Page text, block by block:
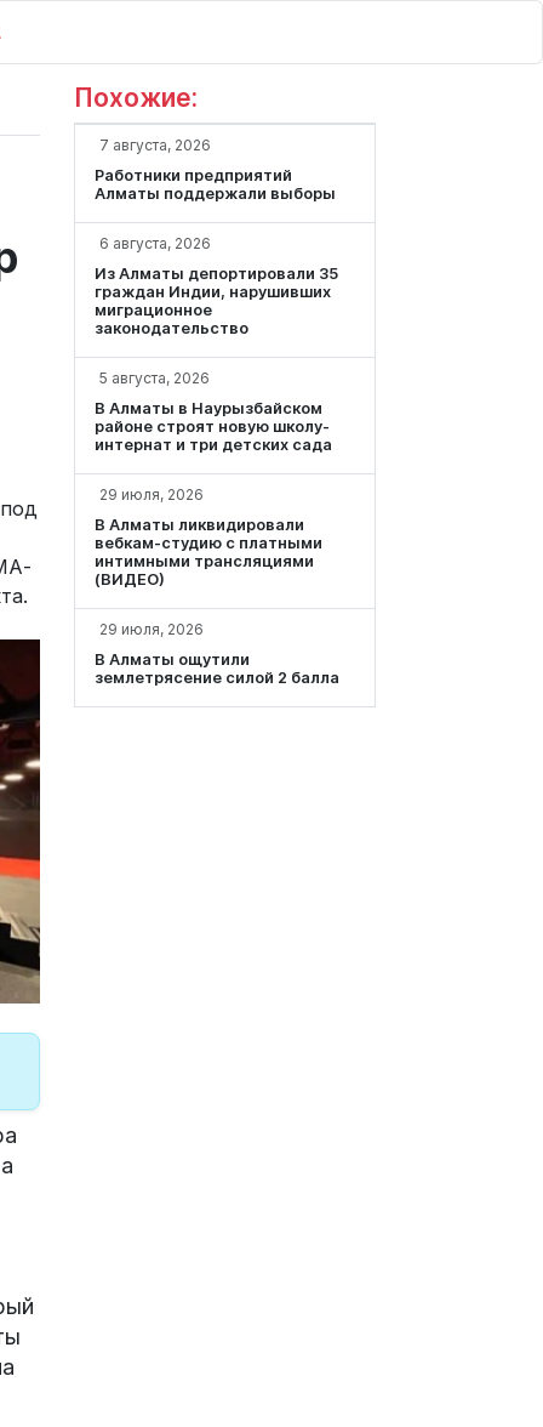
Похожие:
7 августа, 2026
Работники предприятий
Алматы поддержали выборы
6 августа, 2026
Из Алматы депортировали 35
граждан Индии, нарушивших
миграционное
законодательство
5 августа, 2026
В Алматы в Наурызбайском
районе строят новую школу-
интернат и три детских сада
29 июля, 2026
В Алматы ликвидировали
вебкам-студию с платными
интимными трансляциями
(ВИДЕО)
29 июля, 2026
В Алматы ощутили
землетрясение силой 2 балла